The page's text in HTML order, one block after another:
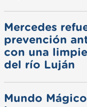
Mercedes
prevención
con una
del río Luján
Mundo